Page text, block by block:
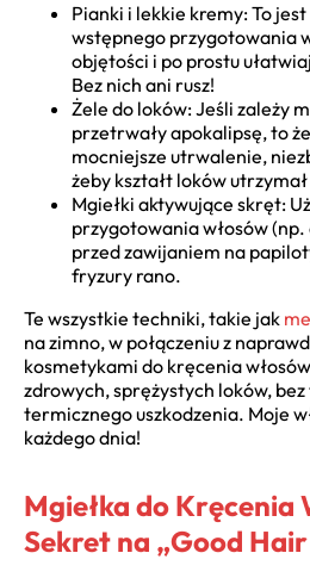
Pianki i lekkie kremy: To
wstępnego przygotowania
objętości i po prostu
Bez nich ani rusz!
Żele do loków: Jeśli zależy
przetrwały apokalipsę, to
mocniejsze utrwalenie,
żeby kształt loków
Mgiełki aktywujące skręt:
przygotowania włosów
przed zawijaniem na
fryzury rano.
Te wszystkie techniki, takie jak
na zimno, w połączeniu z
kosmetykami do kręcenia
zdrowych, sprężystych loków,
termicznego uszkodzenia. Moje
każdego dnia!
Mgiełka do Kręcenia
Sekret na „Good